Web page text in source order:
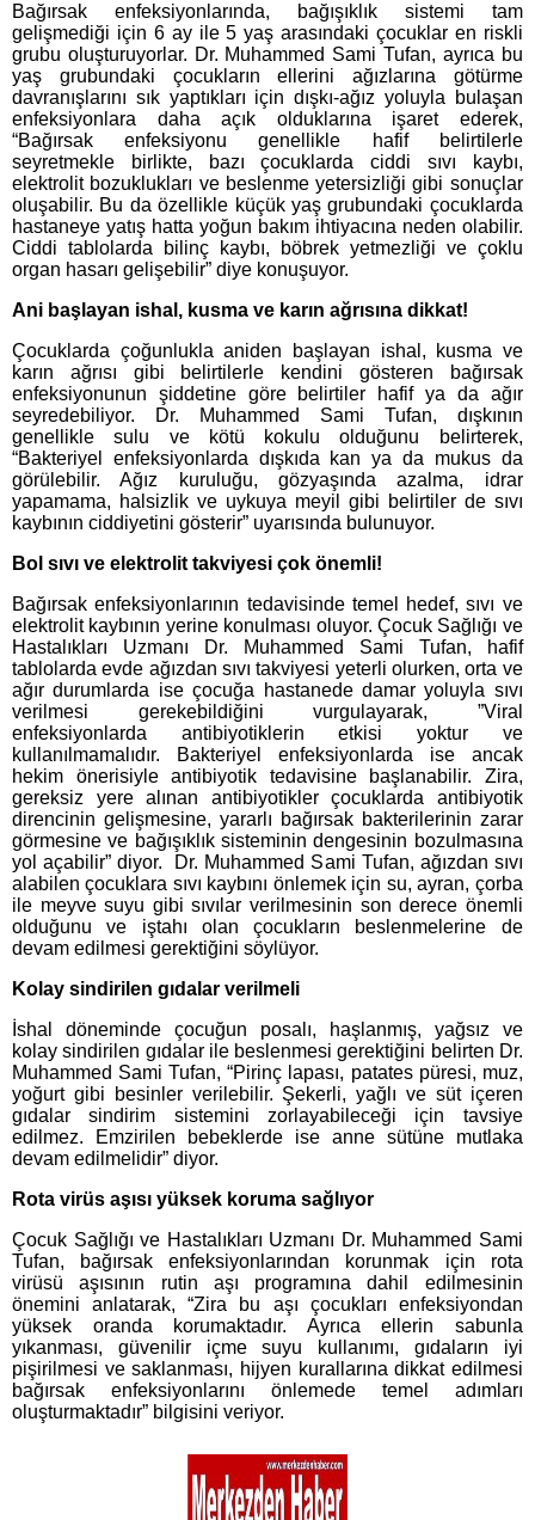
Bağırsak enfeksiyonlarında, bağışıklık sistemi tam
gelişmediği için 6 ay ile 5 yaş arasındaki çocuklar en riskli
grubu oluşturuyorlar. Dr. Muhammed Sami Tufan, ayrıca bu
yaş grubundaki çocukların ellerini ağızlarına götürme
davranışlarını sık yaptıkları için dışkı-ağız yoluyla bulaşan
enfeksiyonlara daha açık olduklarına işaret ederek,
“Bağırsak enfeksiyonu genellikle hafif belirtilerle
seyretmekle birlikte, bazı çocuklarda ciddi sıvı kaybı,
elektrolit bozuklukları ve beslenme yetersizliği gibi sonuçlar
oluşabilir. Bu da özellikle küçük yaş grubundaki çocuklarda
hastaneye yatış hatta yoğun bakım ihtiyacına neden olabilir.
Ciddi tablolarda bilinç kaybı, böbrek yetmezliği ve çoklu
organ hasarı gelişebilir” diye konuşuyor.
Ani başlayan ishal, kusma ve karın ağrısına dikkat!
Çocuklarda çoğunlukla aniden başlayan ishal, kusma ve
karın ağrısı gibi belirtilerle kendini gösteren bağırsak
enfeksiyonunun şiddetine göre belirtiler hafif ya da ağır
seyredebiliyor. Dr. Muhammed Sami Tufan, dışkının
genellikle sulu ve kötü kokulu olduğunu belirterek,
“Bakteriyel enfeksiyonlarda dışkıda kan ya da mukus da
görülebilir. Ağız kuruluğu, gözyaşında azalma, idrar
yapamama, halsizlik ve uykuya meyil gibi belirtiler de sıvı
kaybının ciddiyetini gösterir” uyarısında bulunuyor.
Bol sıvı ve elektrolit takviyesi çok önemli!
Bağırsak enfeksiyonlarının tedavisinde temel hedef, sıvı ve
elektrolit kaybının yerine konulması oluyor. Çocuk Sağlığı ve
Hastalıkları Uzmanı Dr. Muhammed Sami Tufan, hafif
tablolarda evde ağızdan sıvı takviyesi yeterli olurken, orta ve
ağır durumlarda ise çocuğa hastanede damar yoluyla sıvı
verilmesi gerekebildiğini vurgulayarak, ”Viral
enfeksiyonlarda antibiyotiklerin etkisi yoktur ve
kullanılmamalıdır. Bakteriyel enfeksiyonlarda ise ancak
hekim önerisiyle antibiyotik tedavisine başlanabilir. Zira,
gereksiz yere alınan antibiyotikler çocuklarda antibiyotik
direncinin gelişmesine, yararlı bağırsak bakterilerinin zarar
görmesine ve bağışıklık sisteminin dengesinin bozulmasına
yol açabilir” diyor. Dr. Muhammed Sami Tufan, ağızdan sıvı
alabilen çocuklara sıvı kaybını önlemek için su, ayran, çorba
ile meyve suyu gibi sıvılar verilmesinin son derece önemli
olduğunu ve iştahı olan çocukların beslenmelerine de
devam edilmesi gerektiğini söylüyor.
Kolay sindirilen gıdalar verilmeli
İshal döneminde çocuğun posalı, haşlanmış, yağsız ve
kolay sindirilen gıdalar ile beslenmesi gerektiğini belirten Dr.
Muhammed Sami Tufan, “Pirinç lapası, patates püresi, muz,
yoğurt gibi besinler verilebilir. Şekerli, yağlı ve süt içeren
gıdalar sindirim sistemini zorlayabileceği için tavsiye
edilmez. Emzirilen bebeklerde ise anne sütüne mutlaka
devam edilmelidir” diyor.
Rota virüs aşısı yüksek koruma sağlıyor
Çocuk Sağlığı ve Hastalıkları Uzmanı Dr. Muhammed Sami
Tufan, bağırsak enfeksiyonlarından korunmak için rota
virüsü aşısının rutin aşı programına dahil edilmesinin
önemini anlatarak, “Zira bu aşı çocukları enfeksiyondan
yüksek oranda korumaktadır. Ayrıca ellerin sabunla
yıkanması, güvenilir içme suyu kullanımı, gıdaların iyi
pişirilmesi ve saklanması, hijyen kurallarına dikkat edilmesi
bağırsak enfeksiyonlarını önlemede temel adımları
oluşturmaktadır” bilgisini veriyor.